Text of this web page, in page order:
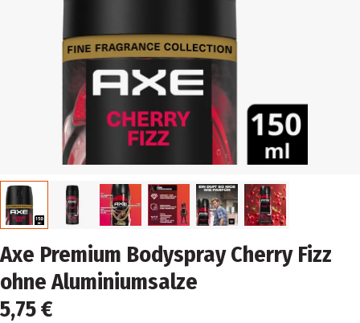
Axe Premium Bodyspray Cherry Fizz
ohne Aluminiumsalze
5,75 €